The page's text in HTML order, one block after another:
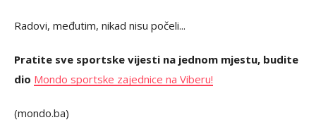
Radovi, međutim, nikad nisu počeli...
Pratite sve sportske vijesti na jednom mjestu, budite
dio Mondo sportske zajednice na Viberu!
(mondo.ba)